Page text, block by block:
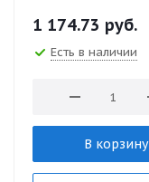
1 174.73 руб.
Есть в наличии
В корзину